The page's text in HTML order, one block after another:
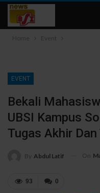
Home Event
EVENT
Bekali
UBSI Kampus
Tugas Akhir
By Abdul Latif On
0
93